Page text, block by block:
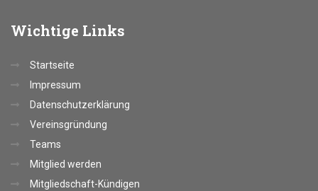
Wichtige Links
Startseite
Impressum
Datenschutzerklärung
Vereinsgründung
Teams
Mitglied werden
Mitgliedschaft-Kündigen